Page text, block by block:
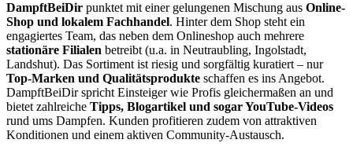
DampftBeiDir punktet mit einer gelungenen Mischung aus Online-
Shop und lokalem Fachhandel. Hinter dem Shop steht ein
engagiertes Team, das neben dem Onlineshop auch mehrere
stationäre Filialen betreibt (u.a. in Neutraubling, Ingolstadt,
Landshut). Das Sortiment ist riesig und sorgfältig kuratiert – nur
Top-Marken und Qualitätsprodukte schaffen es ins Angebot.
DampftBeiDir spricht Einsteiger wie Profis gleichermaßen an und
bietet zahlreiche Tipps, Blogartikel und sogar YouTube-Videos
rund ums Dampfen. Kunden profitieren zudem von attraktiven
Konditionen und einem aktiven Community-Austausch.